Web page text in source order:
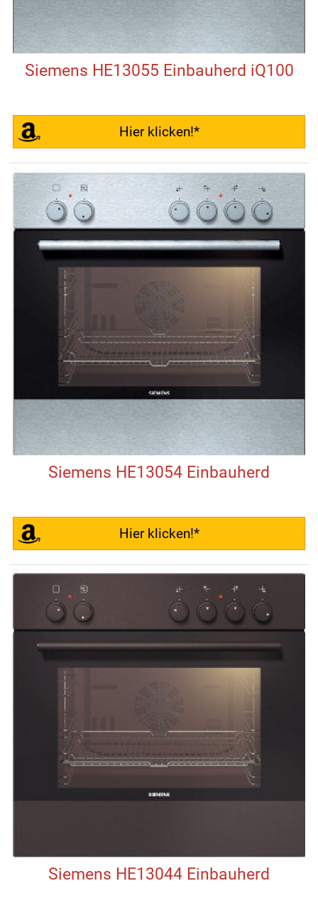
Siemens HE13055 Einbauherd iQ100
Hier klicken!*
Siemens HE13054 Einbauherd
Hier klicken!*
Siemens HE13044 Einbauherd